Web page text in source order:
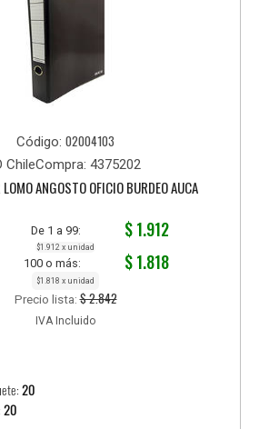
Código: 02004103
ChileCompra: 4375202
ANGOSTO OFICIO BURDEO AUCA
De 1 a 99: $ 1.912
$1.912 x unidad
100 o más: $ 1.818
$1.818 x unidad
Precio lista:$ 2.842
IVA Incluido
20
20